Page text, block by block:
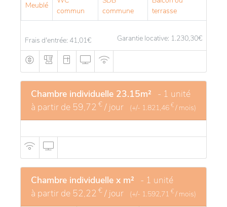
Meublé
commun
commune
terrasse
Frais d'entrée: 41,01€ Garantie locative: 1.230,30€
Chambre individuelle 23.15m² - 1 unité
à partir de 59,72 € / jour (+/- 1.821,46 € / mois)
Chambre individuelle x m² - 1 unité
à partir de 52,22 € / jour (+/- 1.592,71 € / mois)